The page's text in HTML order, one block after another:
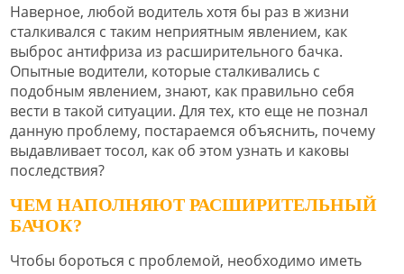
Наверное, любой водитель хотя бы раз в жизни
сталкивался с таким неприятным явлением, как
выброс антифриза из расширительного бачка.
Опытные водители, которые сталкивались с
подобным явлением, знают, как правильно себя
вести в такой ситуации. Для тех, кто еще не познал
данную проблему, постараемся объяснить, почему
выдавливает тосол, как об этом узнать и каковы
последствия?
ЧЕМ НАПОЛНЯЮТ РАСШИРИТЕЛЬНЫЙ
БАЧОК?
Чтобы бороться с проблемой, необходимо иметь